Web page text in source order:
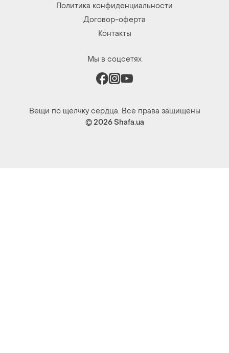
Политика конфиденциальности
Договор-оферта
Контакты
Мы в соцсетях
Вещи по щелчку сердца. Все права защищены
© 2026Shafa.ua